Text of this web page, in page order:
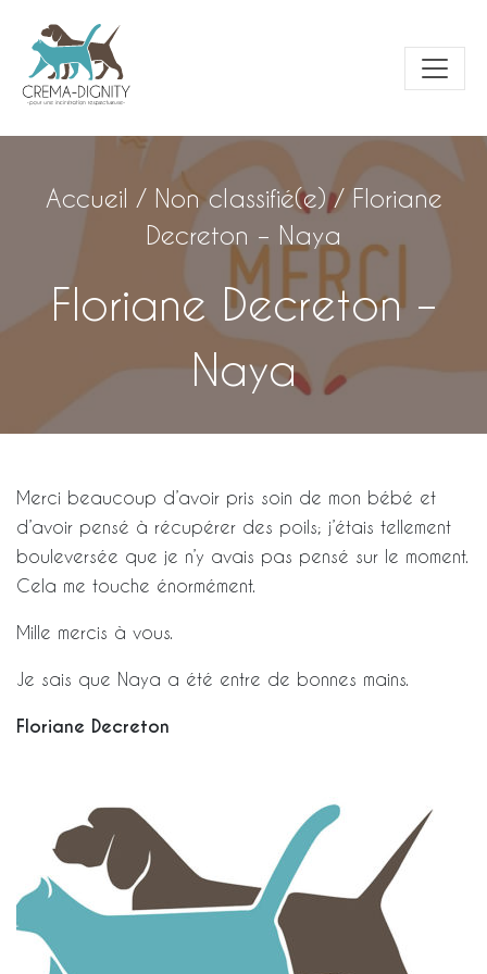
Accueil / Non classifié(e)/ Floriane
Decreton – Naya
Floriane Decreton –
Naya
Merci beaucoup d’avoir pris soin de mon bébé et
d’avoir pensé à récupérer des poils; j’étais tellement
bouleversée que je n’y avais pas pensé sur le moment.
Cela me touche énormément.
Mille mercis à vous.
Je sais que Naya a été entre de bonnes mains.
Floriane Decreton